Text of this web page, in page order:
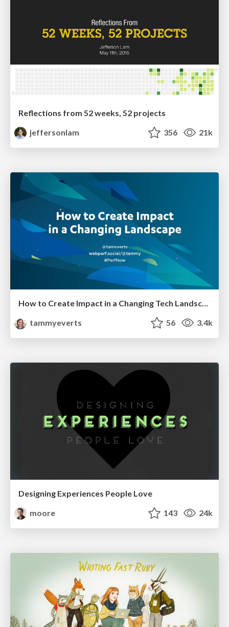
Reflections from 52 weeks, 52 projects
jeffersonlam
356 21k
How to Create Impact in a Changing Tech Landscape [PerfNow 2023]
tammyeverts
56 3.4k
Designing Experiences People Love
moore
143 24k